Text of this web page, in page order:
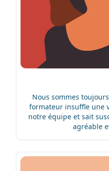
Nous sommes
formateur insuffle une
notre équipe et sait
agréable